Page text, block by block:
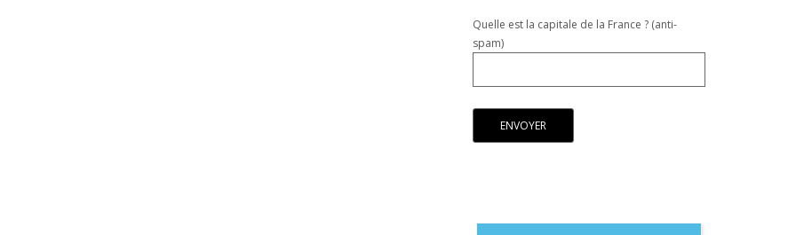
Quelle est la capitale de la France ? (anti-
spam)